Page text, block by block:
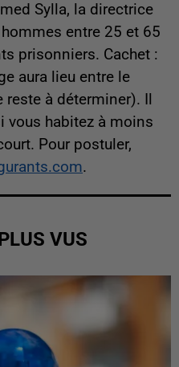
Sylla, la directrice
entre 25 et 65
prisonniers. Cachet :
aura lieu entre le
à déterminer). Il
vous habitez à moins
Pour postuler,
.
VUS